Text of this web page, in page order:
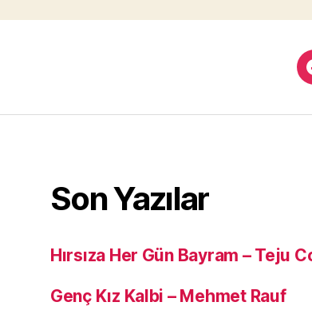
Son Yazılar
Hırsıza Her Gün Bayram – Teju
Genç Kız Kalbi – Mehmet Rauf